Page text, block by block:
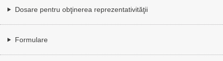
Dosare pentru obţinerea reprezentativităţii
Formulare